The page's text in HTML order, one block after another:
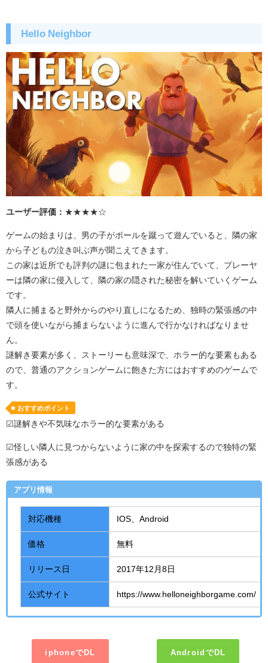
Hello Neighbor
ユーザー評価： ★★★★☆
ゲームの始まりは、男の子がボールを蹴って遊んでいると、隣の家
から子どもの泣き叫ぶ声が聞こえてきます。
この家は近所でも評判の謎に包まれた一家が住んでいて、プレーヤ
ーは隣の家に侵入して、隣の家の隠された秘密を解いていくゲーム
です。
隣人に捕まると野外からのやり直しになるため、独時の緊張感の中
で頭を使いながら捕まらないように進んで行かなければなりませ
ん。
謎解き要素が多く、ストーリーも意味深で、ホラー的な要素もある
ので、普通のアクションゲームに飽きた方にはおすすめのゲームで
す。
おすすめポイント
☑謎解きや不気味なホラー的な要素がある
☑怪しい隣人に見つからないように家の中を探索するので独特の緊
張感がある
アプリ情報
対応機種 IOS、Android
価格 無料
リリース日 2017年12月8日
公式サイト https://www.helloneighborgame.com/
iphoneでDL AndroidでDL